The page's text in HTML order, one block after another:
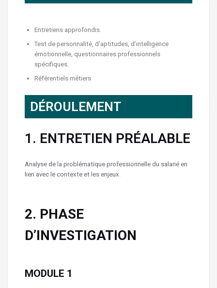
Entretiens approfondis.
Test de personnalité, d’aptitudes, d’intelligence
émotionnelle, questionnaires professionnels
spécifiques.
Référentiels métiers
DÉROULEMENT
1. ENTRETIEN PRÉALABLE
Analyse de la problématique professionnelle du salarié en
lien avec le contexte et les enjeux.
2. PHASE
D’INVESTIGATION
MODULE 1